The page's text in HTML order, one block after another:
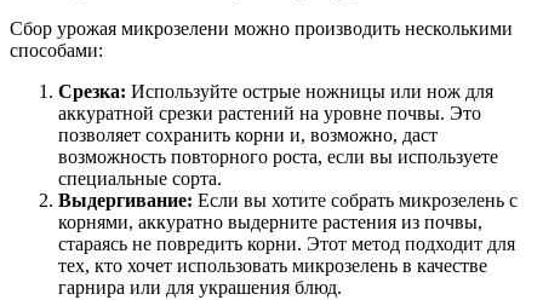
Сбор урожая микрозелени можно производить несколькими
способами:
Срезка: Используйте острые ножницы или нож для
аккуратной срезки растений на уровне почвы. Это
позволяет сохранить корни и, возможно, даст
возможность повторного роста, если вы используете
специальные сорта.
Выдергивание: Если вы хотите собрать микрозелень с
корнями, аккуратно выдерните растения из почвы,
стараясь не повредить корни. Этот метод подходит для
тех, кто хочет использовать микрозелень в качестве
гарнира или для украшения блюд.